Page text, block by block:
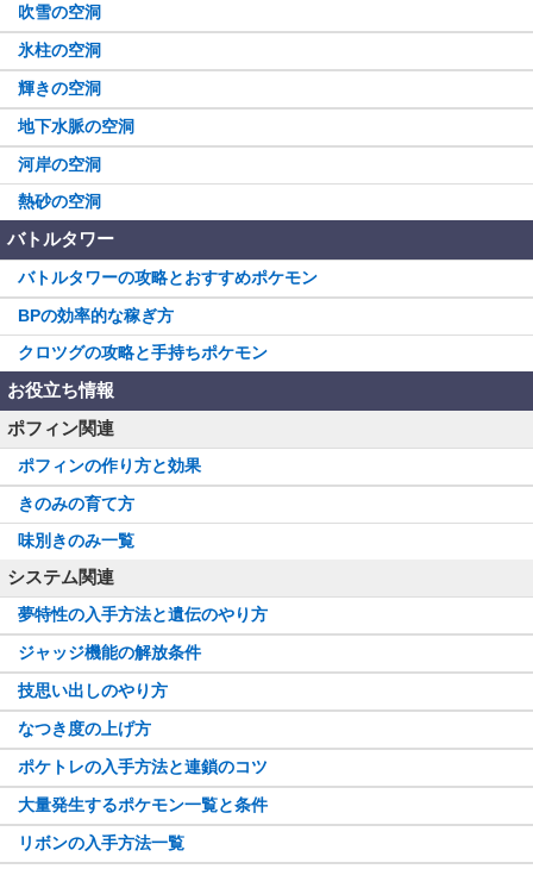
吹雪の空洞
氷柱の空洞
輝きの空洞
地下水脈の空洞
河岸の空洞
熱砂の空洞
バトルタワー
バトルタワーの攻略とおすすめポケモン
BPの効率的な稼ぎ方
クロツグの攻略と手持ちポケモン
お役立ち情報
ポフィン関連
ポフィンの作り方と効果
きのみの育て方
味別きのみ一覧
システム関連
夢特性の入手方法と遺伝のやり方
ジャッジ機能の解放条件
技思い出しのやり方
なつき度の上げ方
ポケトレの入手方法と連鎖のコツ
大量発生するポケモン一覧と条件
リボンの入手方法一覧